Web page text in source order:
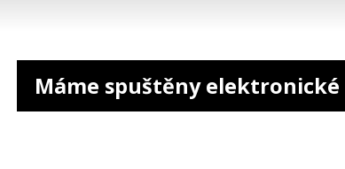
Máme spuštěny elektronické